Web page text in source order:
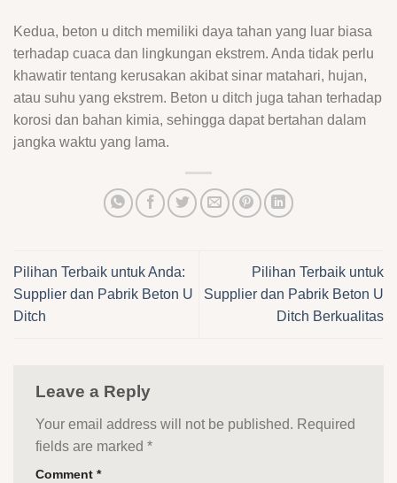
Kedua, beton u ditch memiliki daya tahan yang luar biasa
terhadap cuaca dan lingkungan ekstrem. Anda tidak perlu
khawatir tentang kerusakan akibat sinar matahari, hujan,
atau suhu yang ekstrem. Beton u ditch juga tahan terhadap
korosi dan bahan kimia, sehingga dapat bertahan dalam
jangka waktu yang lama.
Pilihan Terbaik untuk Anda:
Supplier dan Pabrik Beton U
Ditch
Pilihan Terbaik untuk
Supplier dan Pabrik Beton U
Ditch Berkualitas
Leave a Reply
Your email address will not be published. Required
fields are marked *
Comment *